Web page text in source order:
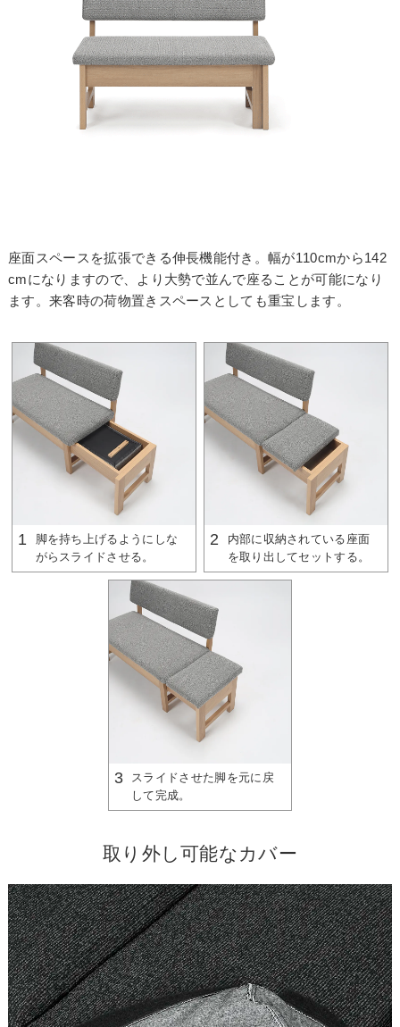
カートへ進む
座面スペースを拡張できる伸長機能付き。幅が110cmから142
cmになりますので、より大勢で並んで座ることが可能になり
ます。来客時の荷物置きスペースとしても重宝します。
1
脚を持ち上げるようにしな
がらスライドさせる。
2
内部に収納されている座面
を取り出してセットする。
3
スライドさせた脚を元に戻
して完成。
取り外し可能なカバー